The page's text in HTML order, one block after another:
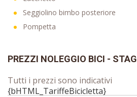
Seggiolino bimbo posteriore
Pompetta
PREZZI NOLEGGIO BICI -
Tutti i prezzi sono indicativi
{bHTML_TariffeBicicletta}